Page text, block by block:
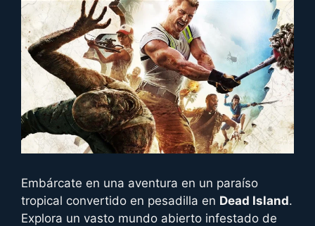
Embárcate en una aventura en un paraíso
tropical convertido en pesadilla en Dead Island.
Explora un vasto mundo abierto infestado de